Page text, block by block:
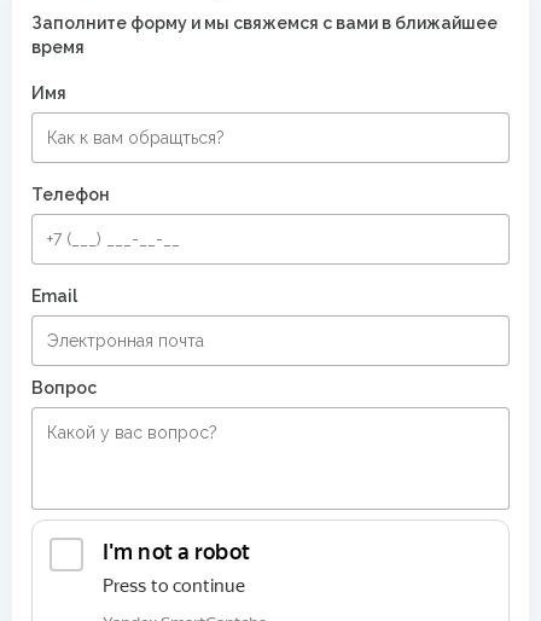
Заполните форму и мы свяжемся с вами в ближайшее
время
Имя
Телефон
Email
Вопрос